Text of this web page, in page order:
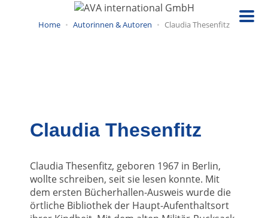
Home Autorinnen & Autoren Claudia Thesenfitz
Claudia Thesenfitz
Claudia Thesenfitz, geboren 1967 in Berlin,
wollte schreiben, seit sie lesen konnte. Mit
dem ersten Bücherhallen-Ausweis wurde die
örtliche Bibliothek der Haupt-Aufenthaltsort